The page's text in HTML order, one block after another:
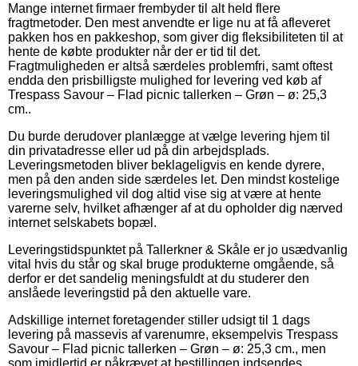
Mange internet firmaer frembyder til alt held flere
fragtmetoder. Den mest anvendte er lige nu at få afleveret
pakken hos en pakkeshop, som giver dig fleksibiliteten til at
hente de købte produkter når der er tid til det.
Fragtmuligheden er altså særdeles problemfri, samt oftest
endda den prisbilligste mulighed for levering ved køb af
Trespass Savour – Flad picnic tallerken – Grøn – ø: 25,3
cm..
Du burde derudover planlægge at vælge levering hjem til
din privatadresse eller ud på din arbejdsplads.
Leveringsmetoden bliver beklageligvis en kende dyrere,
men på den anden side særdeles let. Den mindst kostelige
leveringsmulighed vil dog altid vise sig at være at hente
varerne selv, hvilket afhænger af at du opholder dig nærved
internet selskabets bopæl.
Leveringstidspunktet på Tallerkner & Skåle er jo usædvanlig
vital hvis du står og skal bruge produkterne omgående, så
derfor er det sandelig meningsfuldt at du studerer den
anslåede leveringstid på den aktuelle vare.
Adskillige internet foretagender stiller udsigt til 1 dags
levering på massevis af varenumre, eksempelvis Trespass
Savour – Flad picnic tallerken – Grøn – ø: 25,3 cm., men
som imidlertid er påkrævet at bestillingen indsendes